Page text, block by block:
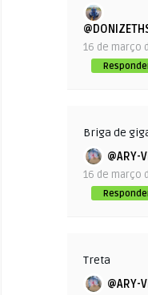
16 de março
Briga de
@ARY-
16 de março
Treta
@ARY-